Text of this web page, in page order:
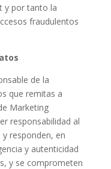
y por tanto la
fraudulentos
de la
que remitas a
Marketing
responsabilidad al
responden, en
y autenticidad
y se comprometen